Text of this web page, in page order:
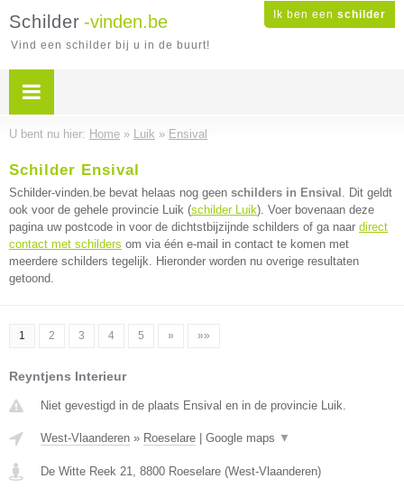
Ik ben een schilder
Schilder -vinden.be
Vind een schilder bij u in de buurt!
U bent nu hier: Home » Luik » Ensival
Schilder Ensival
Schilder-vinden.be bevat helaas nog geen schilders in Ensival . Dit geldt
ook voor de gehele provincie Luik (schilder Luik). Voer bovenaan deze
pagina uw postcode in voor de dichtstbijzijnde schilders of ga naar direct
contact met schilders om via één e-mail in contact te komen met
meerdere schilders tegelijk. Hieronder worden nu overige resultaten
getoond.
1 2 3 4 5 » »»
Reyntjens Interieur
Niet gevestigd in de plaats Ensival en in de provincie Luik.
West-Vlaanderen » Roeselare Google maps ▼
De Witte Reek 21, 8800 Roeselare (West-Vlaanderen)